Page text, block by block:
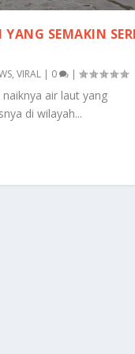
SEMAKIN
,VIRAL | 0 |
air laut yang
di wilayah...